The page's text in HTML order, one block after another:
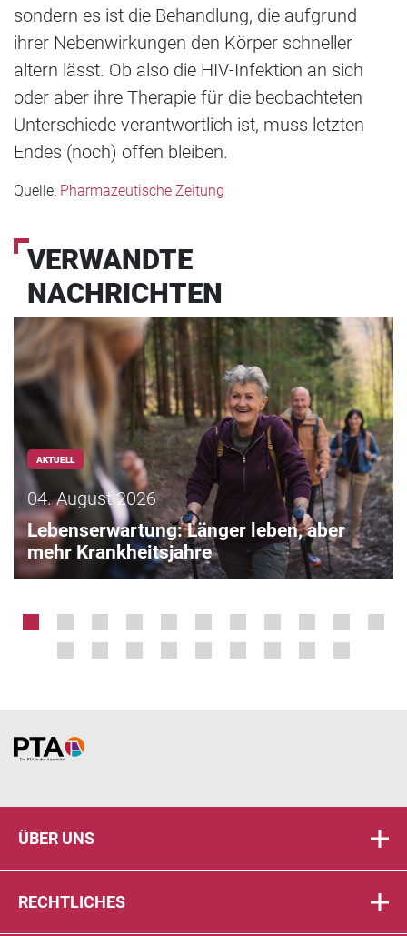
sondern es ist die Behandlung, die aufgrund
ihrer Nebenwirkungen den Körper schneller
altern lässt. Ob also die HIV-Infektion an sich
oder aber ihre Therapie für die beobachteten
Unterschiede verantwortlich ist, muss letzten
Endes (noch) offen bleiben.
Quelle: Pharmazeutische Zeitung
VERWANDTE
NACHRICHTEN
AKTUELL
04. August 2026
Lebenserwartung: Länger leben, aber
mehr Krankheitsjahre
Home
ÜBER UNS
RECHTLICHES